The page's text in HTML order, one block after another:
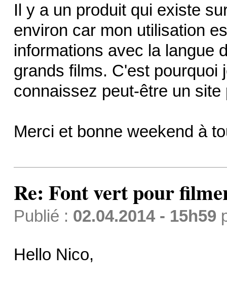
Il y a un produit qui existe
environ car mon utilisation
informations avec la langue
grands films. C'est pourquoi
connaissez peut-être un site
Merci et bonne weekend à
Re: Font vert pour
Publié : 02.04.2014 - 15h59
Hello Nico,